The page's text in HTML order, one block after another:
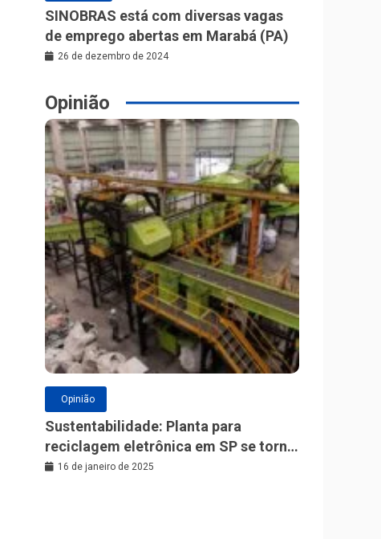
SINOBRAS está com diversas vagas
de emprego abertas em Marabá (PA)
26 de dezembro de 2024
Opinião
Opinião
Sustentabilidade: Planta para
reciclagem eletrônica em SP se torna
a maior da América Latina
16 de janeiro de 2025